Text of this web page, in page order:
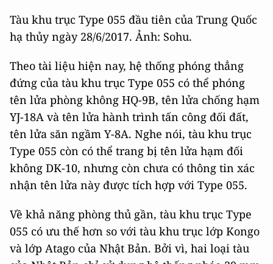
Tàu khu trục Type 055 đầu tiên của Trung Quốc
hạ thủy ngày 28/6/2017. Ảnh: Sohu.
Theo tài liệu hiện nay, hệ thống phóng thẳng
đứng của tàu khu trục Type 055 có thể phóng
tên lửa phòng không HQ-9B, tên lửa chống hạm
YJ-18A và tên lửa hành trình tấn công đối đất,
tên lửa săn ngầm Y-8A. Nghe nói, tàu khu trục
Type 055 còn có thể trang bị tên lửa hạm đối
không DK-10, nhưng còn chưa có thông tin xác
nhận tên lửa này được tích hợp với Type 055.
Về khả năng phòng thủ gần, tàu khu trục Type
055 có ưu thế hơn so với tàu khu trục lớp Kongo
và lớp Atago của Nhật Bản. Bởi vì, hai loại tàu